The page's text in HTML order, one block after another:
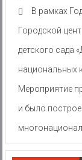
В рамках
Городской
детского сада
национальных
Мероприятие
и было